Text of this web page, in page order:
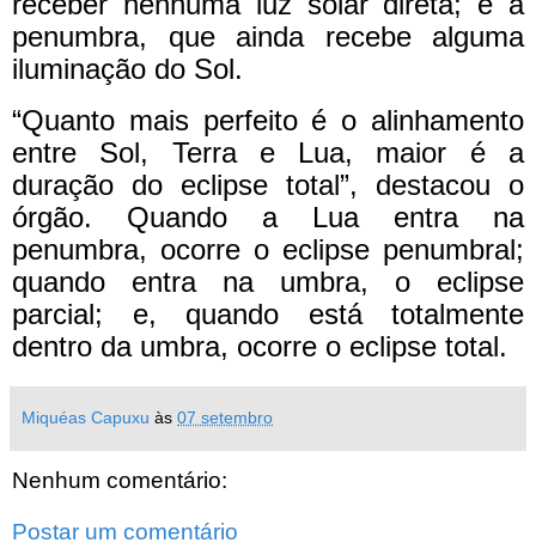
penumbra, que ainda recebe alguma
iluminação do Sol.
“Quanto mais perfeito é o alinhamento
entre Sol, Terra e Lua, maior é a
duração do eclipse total”, destacou o
órgão. Quando a Lua entra na
penumbra, ocorre o eclipse penumbral;
quando entra na umbra, o eclipse
parcial; e, quando está totalmente
dentro da umbra, ocorre o eclipse total.
Miquéas Capuxu às 07 setembro
Nenhum comentário:
Postar um comentário